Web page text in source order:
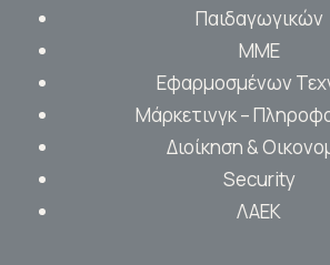
Παιδαγωγικών
ΜΜΕ
Εφαρμοσμένων
Μάρκετινγκ –
Διοίκηση &
Security
ΛΑΕΚ